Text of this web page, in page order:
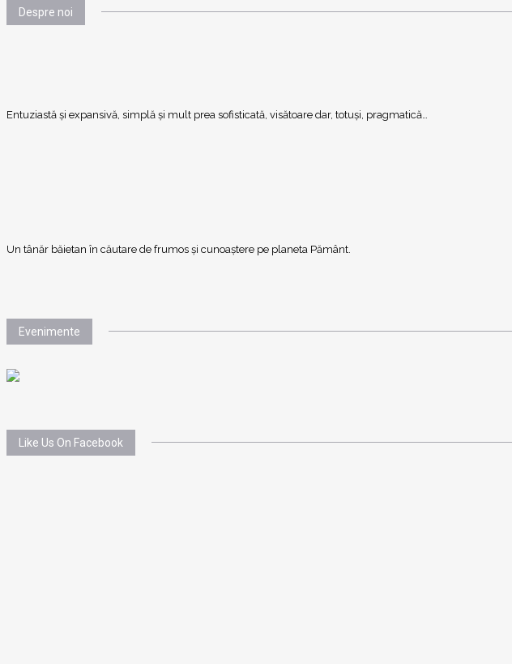
Despre noi
Entuziastă şi expansivă, simplă şi mult prea sofisticată, visătoare dar, totuşi, pragmatică…
Un tânăr băietan în căutare de frumos și cunoaștere pe planeta Pământ.
Evenimente
Like Us On Facebook